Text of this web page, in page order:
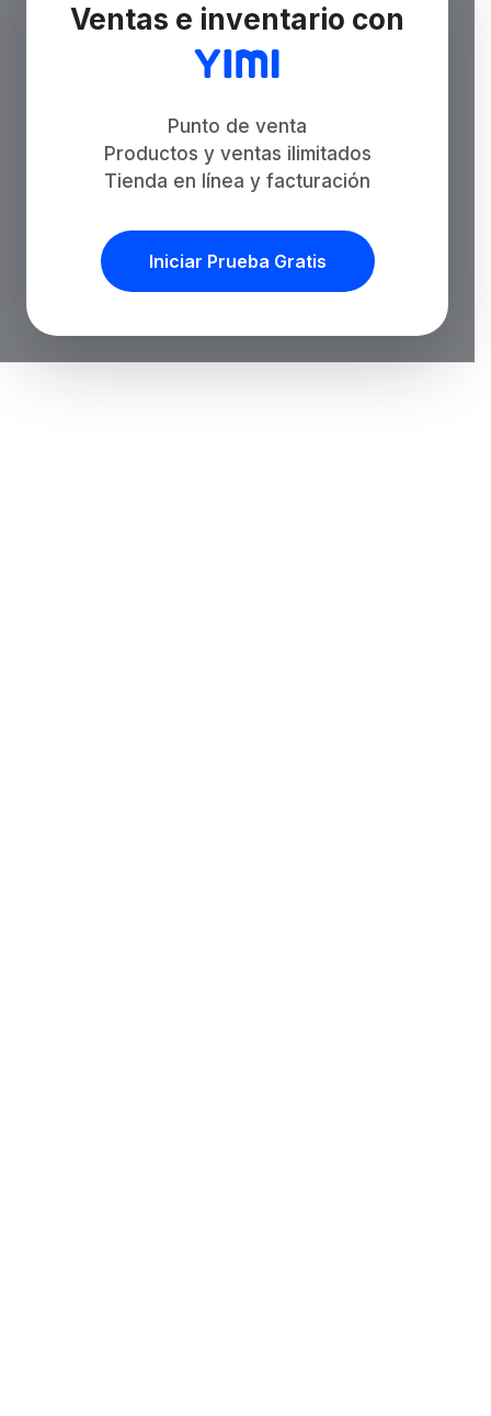
Ventas e inventario con
Punto de venta
Productos y ventas ilimitados
Tienda en línea y facturación
Iniciar Prueba Gratis